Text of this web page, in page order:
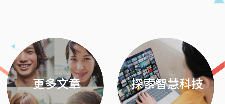
更多文章 探索智慧科技